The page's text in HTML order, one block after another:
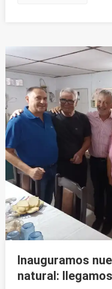
Inauguramos
natural: